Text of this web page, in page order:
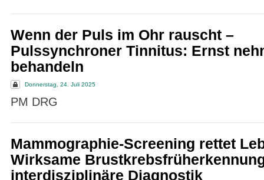
Wenn der Puls im Ohr rauscht –
Pulssynchroner Tinnitus: Ernst
behandeln
Donnerstag, 24. Juli 2025
PM DRG
Mammographie-Screening rettet
Wirksame
interdisziplinäre Diagnostik